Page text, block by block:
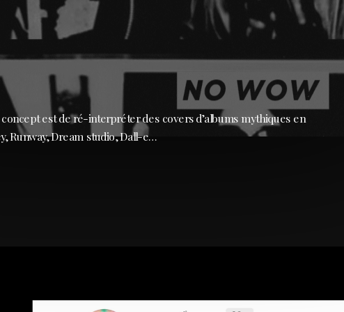
est de ré-interpréter des covers d’albums mythiques en
Runway, Dream studio, Dall-e…